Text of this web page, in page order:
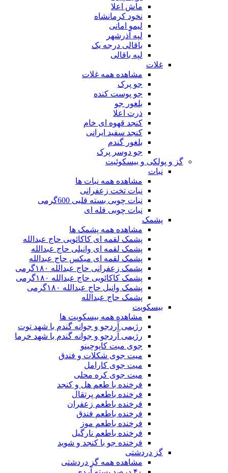
ماش اعلا
نخود کرمانشاه
لیمو امانی
لپه آذرشهر
باقالی درجه یک
لپه باقالی
غلات
مشاهده همه غلات
جو پرک
جو پوست کنده
بلغور جو
ذرت اعلا
کنجد قهوه ای خام
کنجد سفید ایرانی
بلغور گندم
جو دوسر پرک
گز و پولکی و بیسکوئیت
نبات
مشاهده همه نبات ها
نبات تخت زعفرانی
نبات چوبی بسته قلبی 600گرمی
نبات چوبی فله ای
پشمک
مشاهده همه پشمک ها
پشمک لقمه ای کاکائویی حاج عبدالله
پشمک لقمه ای وانیلی حاج عبدالله
پشمک لقمه ای میکس حاج عبدالله
پشمک زعفرانی حاج عبدالله ۱۸۰گرمی
پشمک کاکائویی حاج عبدالله ۱۸۰گرمی
پشمک وانیل حاج عبدالله ۱۸۰گرمی
پشمک حاج عبدالله
بیسکویت
مشاهده همه بیسکویت ها
رژیمی آردجو و جوانه گندم با شهد توت
رژیمی آردجو و جوانه گندم با شهد خرما
جوی میت کاپوچینو
میت جوی شکلات و فندق
میت جوی کارامل
میت جوی کره محلی
فرخنده با طعم هل و کنجد
فرخنده باطعم پرتقال
فرخنده باطعم زعفران
فرخنده باطعم فندق
فرخنده باطعم موز
فرخنده باطعم نارگیل
فرخنده جو با کنجد و شوید
گز دردشتی
مشاهده همه گز دردشتی